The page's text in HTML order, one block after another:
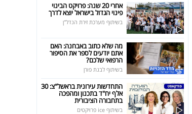
אחרי 20 שנה: פרויקט הבינוי
פינוי הגדול בישראל יוצא לדרך
בשיתוף מערכת זירת הנדל"ן
מה שלא כתוב באבחנה: האם
אתם יודעים לספר את הסיפור
הרפואי שלכם?
בשיתוף לבנת פורן
התחדשות עירונית בראשל"צ: 30
אלף יח"ד בתכנון ומהפכה
בתחבורה הציבורית
בשיתוף ice פרויקטים